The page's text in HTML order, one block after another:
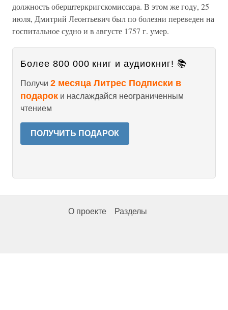
должность оберштеркригскомиссара. В этом же году, 25
июля, Дмитрий Леонтьевич был по болезни переведен на
госпитальное судно и в августе 1757 г. умер.
Более 800 000 книг и аудиокниг! 📚
Получи 2 месяца Литрес Подписки в
подарок и наслаждайся неограниченным
чтением
ПОЛУЧИТЬ ПОДАРОК
О проекте Разделы